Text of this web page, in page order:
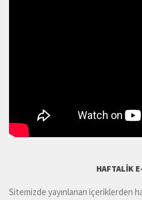
HAFTALIK
Sitemizde yayınlanan içeriklerden